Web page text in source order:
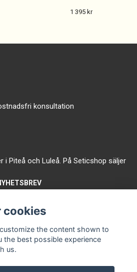
1 395 kr
konsultation
i Piteå och Luleå. På Seticshop säljer
cookies
the content shown to
the best possible experience
us.